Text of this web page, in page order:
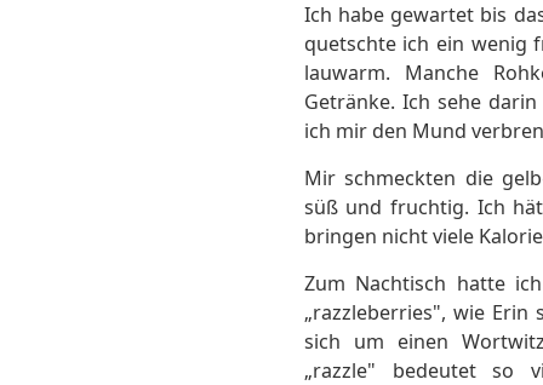
Ich habe gewartet bis
quetschte ich ein wenig
lauwarm. Manche
Getränke. Ich sehe
ich mir den Mund
Mir schmeckten die
süß und fruchtig. Ich
bringen nicht viele
Zum Nachtisch hatte
„razzleberries", wie
sich um einen
„razzle" bedeutet so